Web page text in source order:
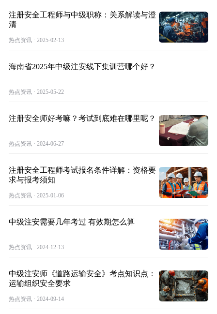
注册安全工程师与中级职称：关系解读与澄
清
热点资讯 · 2025-02-13
海南省2025年中级注安线下集训营哪个好？
热点资讯 · 2025-05-22
注册安全师好考嘛？考试到底难在哪里呢？
热点资讯 · 2024-06-27
注册安全工程师考试报名条件详解：资格要
求与报考须知
热点资讯 · 2025-01-06
中级注安需要几年考过 有效期怎么算
热点资讯 · 2024-12-13
中级注安师《道路运输安全》考点知识点：
运输组织安全要求
热点资讯 · 2024-09-14